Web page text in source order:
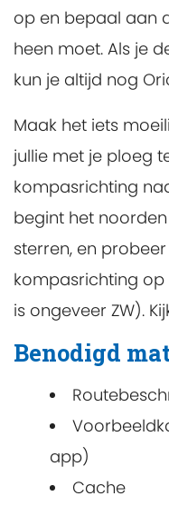
op en bepaal aan
heen moet. Als je
kun je altijd nog
Maak het iets
jullie met je ploeg
kompasrichting
begint het
sterren, en
kompasrichting
is ongeveer ZW).
Benodigd
app)
Cache